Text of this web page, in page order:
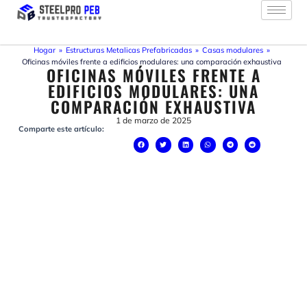
contenido
Hogar » Estructuras Metalicas Prefabricadas » Casas modulares »
Oficinas móviles frente a edificios modulares: una comparación exhaustiva
OFICINAS MÓVILES FRENTE A
EDIFICIOS MODULARES: UNA
COMPARACIÓN EXHAUSTIVA
1 de marzo de 2025
Comparte este artículo: